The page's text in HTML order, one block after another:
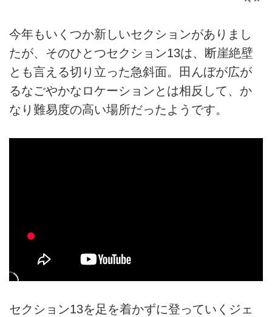
今年もいくつか新しいセクションがありまし
たが、そのひとつセクション13は、断崖絶壁
とも言える切り立った急斜面。田んぼが広が
るなごやかなロケーションとは相反して、か
なり難易度の高い場所だったようです。
セクション13を足を着かずに登っていくジェ